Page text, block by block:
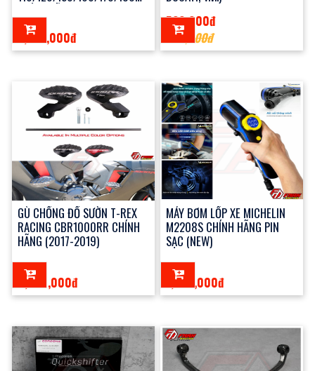
2,850,000đ
530,000đ
600,000đ
GÙ CHỐNG ĐỔ SƯỜN T-REX
RACING CBR1000RR CHÍNH
HÃNG (2017-2019)
4,700,000đ
MÁY BƠM LỐP XE MICHELIN
M2208S CHÍNH HÃNG PIN
SẠC (NEW)
1,390,000đ